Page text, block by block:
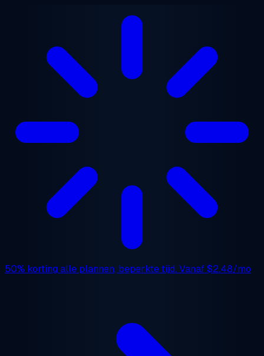
50% korting alle plannen, beperkte tijd. Vanaf$2.48/mo